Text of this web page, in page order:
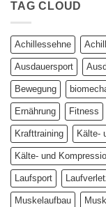
TAG CLOUD
Achillessehne
Ausdauersport
Bewegung
Ernährung Fitness
Krafttraining Kälte-
Kälte- und
Laufsport
Muskelaufbau